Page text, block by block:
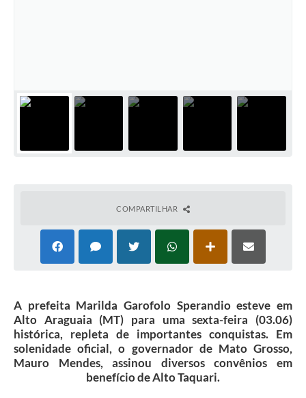
COMPARTILHAR
A prefeita Marilda Garofolo Sperandio esteve em
Alto Araguaia (MT) para uma sexta-feira (03.06)
histórica, repleta de importantes conquistas. Em
solenidade oficial, o governador de Mato Grosso,
Mauro Mendes, assinou diversos convênios em
benefício de Alto Taquari.